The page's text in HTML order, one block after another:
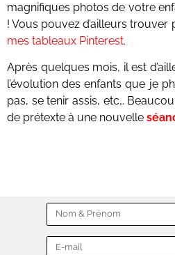
magnifiques photos de votre
! Vous pouvez d’ailleurs trouver
mes tableaux Pinterest.
Après quelques mois, il est
l’évolution des enfants que je
pas, se tenir assis, etc…
de prétexte à une nouvelle